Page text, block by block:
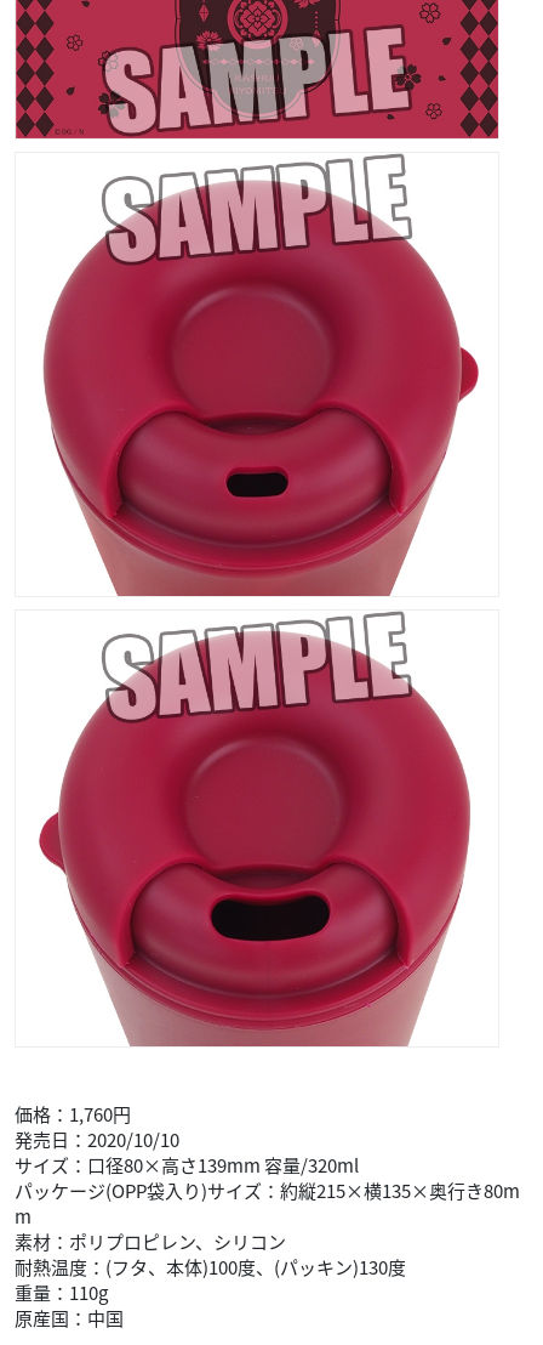
価格：1,760円
発売日：2020/10/10
サイズ：口径80×高さ139mm 容量/320ml
パッケージ(OPP袋入り)サイズ：約縦215×横135×奥行き80m
m
素材：ポリプロピレン、シリコン
耐熱温度：(フタ、本体)100度、(パッキン)130度
重量：110g
原産国：中国